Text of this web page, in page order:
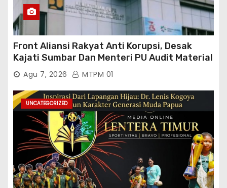
Front Aliansi Rakyat Anti Korupsi, Desak
Kajati Sumbar Dan Menteri PU Audit Material
PT. Brantas Abipraya Kontrak No :
06.Nopember 2025 s.d 31 Maret 2026
Sumber Dana: APBN Nilai Kontrak : Rp
76.130.630.000.00,- Diduga Ka.Balai BWSS V
Padang Tutup Mata
Agu 7, 2026 MTPM 01
UNCATEGORIZED